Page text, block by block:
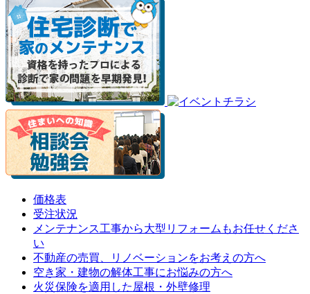
価格表
受注状況
メンテナンス工事から大型リフォームもお任せくださ
い
不動産の売買、リノベーションをお考えの方へ
空き家・建物の解体工事にお悩みの方へ
火災保険を適用した屋根・外壁修理